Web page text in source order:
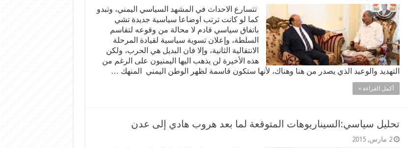
تتسارع الاحداث في المشهد السياسي اليمني، وتبدو
كما لو كانت ترتب اوضاعا سياسية جديدة تشي
باتفاق سياسي قادم لا محالة من وقوعه لتقاسم
السلطة، وإعلان تسوية سياسية لقيادة المرحلة
الانتقالية الثانية، وإلا فان البديل هي الحرب، ولكن
هذه الأخيرة لن يذهب اليها اليمنيون على الرغم من
التهديد والوعيد الذي يصدر من هنا وهناك، لأنها ستكون قاسمة لظهر الوطن اليمني المنهك …
أكمل القراءة »
تحليل سياسي:السيناريوهات المتوقعة لما بعد هروب هادي إلى عدن
2 مارس, 2015